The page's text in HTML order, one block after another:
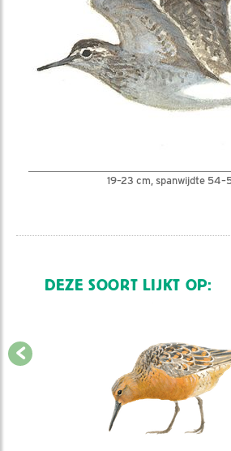
19–23 cm, spanwijdte
DEZE SOORT LIJKT OP: